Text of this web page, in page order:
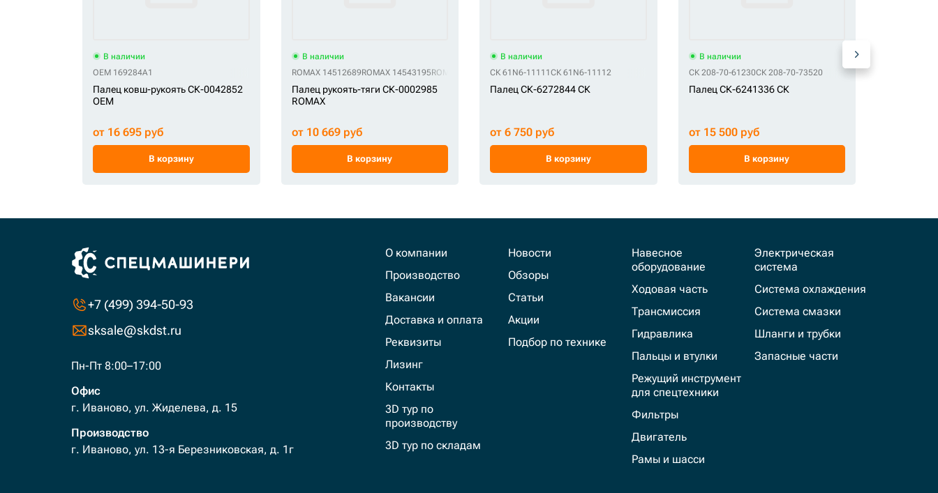
В наличии
OEM 169284A1
Палец ковш-рукоять СК-0042852
OEM
от 16 695 руб
В корзину
В наличии
ROMAX 14512689ROMAX 14543195ROMAX TA-195 ROMAX VOE14512689ROMAX VOE14543195
Палец рукоять-тяги СК-0002985
ROMAX
от 10 669 руб
В корзину
В наличии
СК 61N6-11111 СК 61N6-11112
Палец СК-6272844 СК
от 6 750 руб
В корзину
В наличии
СК 208-70-61230СК 208-70-73520
Палец СК-6241336 СК
от 15 500 руб
В корзину
+7 (499) 394-50-93
sksale@skdst.ru
Пн-Пт 8:00–17:00
Офис
г. Иваново, ул. Жиделева, д. 15
Производство
г. Иваново, ул. 13-я Березниковская, д. 1г
О компании
Производство
Вакансии
Доставка и оплата
Реквизиты
Лизинг
Контакты
3D тур по
производству
3D тур по складам
Новости
Обзоры
Статьи
Акции
Подбор по технике
Навесное
оборудование
Ходовая часть
Трансмиссия
Гидравлика
Пальцы и втулки
Режущий инструмент
для спецтехники
Фильтры
Двигатель
Рамы и шасси
Электрическая
система
Система охлаждения
Система смазки
Шланги и трубки
Запасные части